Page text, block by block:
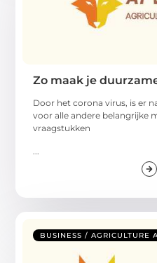
Zo maak je
Door het corona virus, is er
voor alle andere belangrijke
vraagstukken
BUSINESS / AGRICULTURE